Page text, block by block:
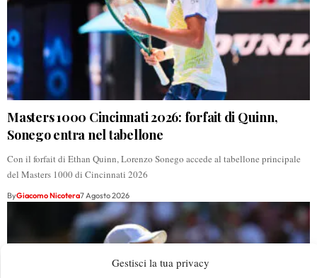
Gestisci la tua privacy
Masters 1000 Cincinnati 2026: forfait di Quinn,
Sonego entra nel tabellone
Con il forfait di Ethan Quinn, Lorenzo Sonego accede al tabellone principale
del Masters 1000 di Cincinnati 2026
ByGiacomo Nicotera7 Agosto 2026